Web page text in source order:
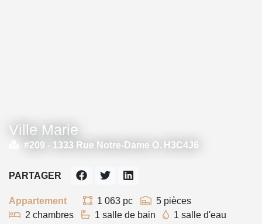
Ville Marie
#209 - 1333 Rue Notre-Dame O. H3C4J6
Appartement 1 063 pc
5 pièces
2 chambres
1 salle de bain 1 salle d'eau
PARTAGER